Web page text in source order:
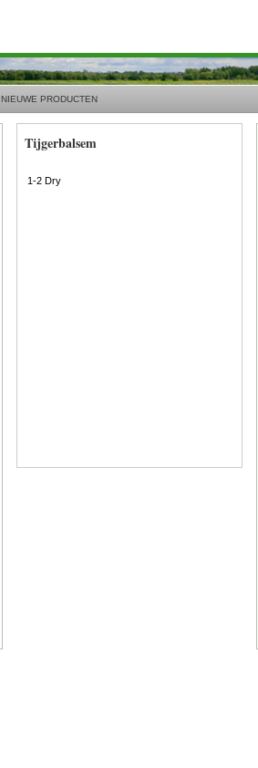
NIEUWE PRODUCTEN
Tijgerbalsem
1-2 Dry